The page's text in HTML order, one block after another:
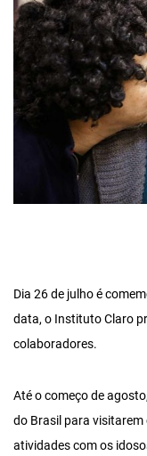
Dia 26 de julho é
data, o Instituto Claro
colaboradores.
Até o começo de
do Brasil para
atividades com os